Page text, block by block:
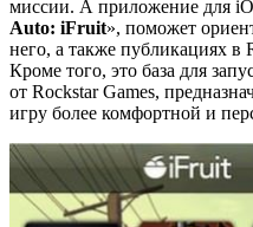
миссии. А приложение для
Auto: iFruit», поможет
него, а также публикациях в
Кроме того, это база для
от Rockstar Games,
игру более комфортной и